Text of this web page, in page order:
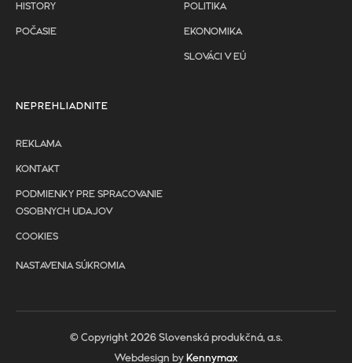
HISTORY
POČASIE
POLITIKA
EKONOMIKA
SLOVÁCI V EÚ
NEPREHLIADNITE
REKLAMA
KONTAKT
PODMIENKY PRE SPRACOVANIE
OSOBNYCH UDAJOV
COOKIES
NASTAVENIA SÚKROMIA
© Copyright 2026 Slovenská produkčná, a.s.
Webdesign by Kennymax